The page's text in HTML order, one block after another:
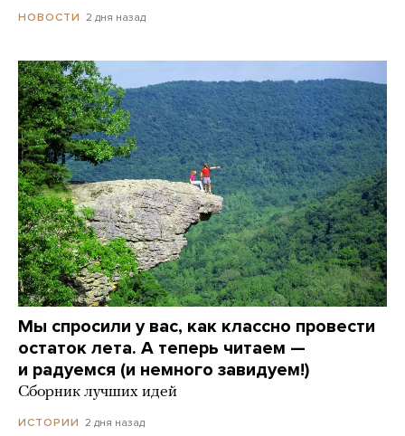
НОВОСТИ 2 дня назад
Мы спросили у вас, как классно провести
остаток лета. А теперь читаем —
и радуемся (и немного завидуем!)
Сборник лучших идей
ИСТОРИИ 2 дня назад